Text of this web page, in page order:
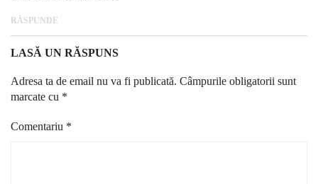
RĂSPUNDE
LASĂ UN RĂSPUNS
Adresa ta de email nu va fi publicată. Câmpurile obligatorii sunt
marcate cu *
Comentariu *